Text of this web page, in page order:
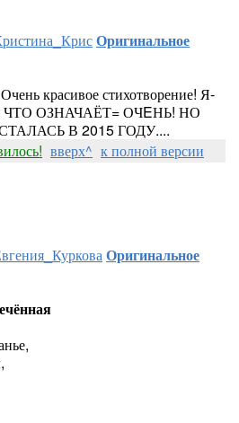
Оригинальное
красивое стихотворение! Я-
ОЗНАЧАЁТ= ОЧEНЬ! НО
В 2015 ГОДУ....
вверх^ к полной версии
Оригинальное